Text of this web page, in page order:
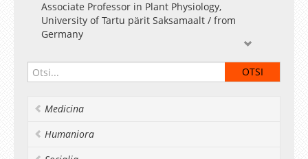
Associate Professor in Plant Physiology,
University of Tartu pärit Saksamaalt / from
Germany
Medicina
Humaniora